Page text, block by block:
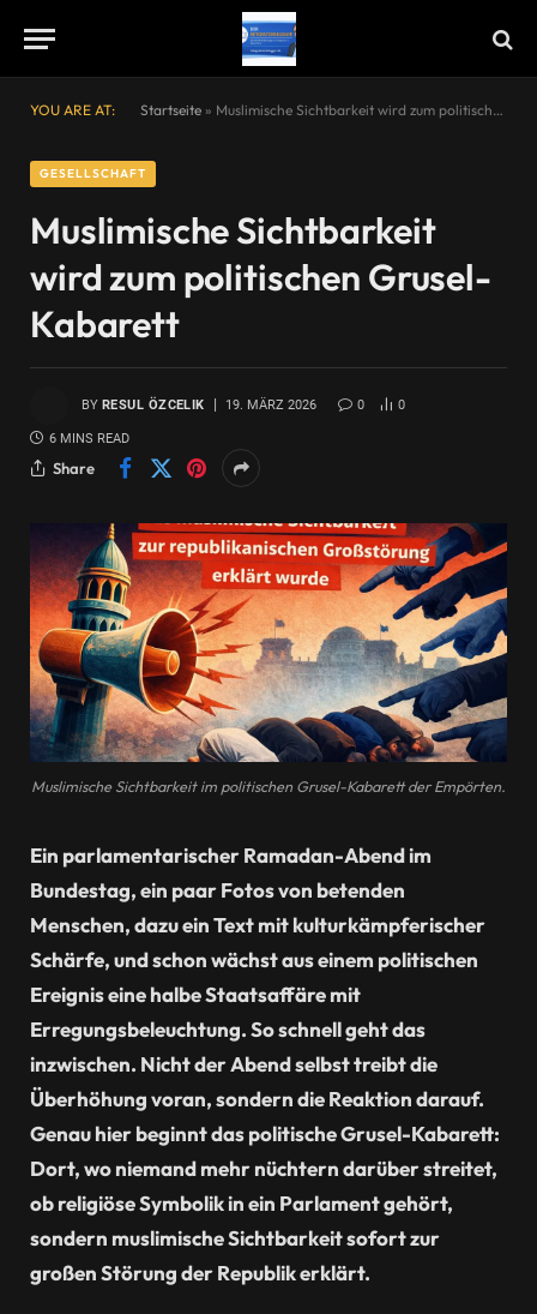
YOU ARE AT: Startseite » Muslimische Sichtbarkeit wird zum politischen Grusel-Kabarett
GESELLSCHAFT
Muslimische Sichtbarkeit
wird zum politischen Grusel-
Kabarett
BY RESUL ÖZCELIK 19. MÄRZ 2026 0 0
6 MINS READ
Share
Muslimische Sichtbarkeit im politischen Grusel-Kabarett der Empörten.
Ein parlamentarischer Ramadan-Abend im
Bundestag, ein paar Fotos von betenden
Menschen, dazu ein Text mit kulturkämpferischer
Schärfe, und schon wächst aus einem politischen
Ereignis eine halbe Staatsaffäre mit
Erregungsbeleuchtung. So schnell geht das
inzwischen. Nicht der Abend selbst treibt die
Überhöhung voran, sondern die Reaktion darauf.
Genau hier beginnt das politische Grusel-Kabarett:
Dort, wo niemand mehr nüchtern darüber streitet,
ob religiöse Symbolik in ein Parlament gehört,
sondern muslimische Sichtbarkeit sofort zur
großen Störung der Republik erklärt.